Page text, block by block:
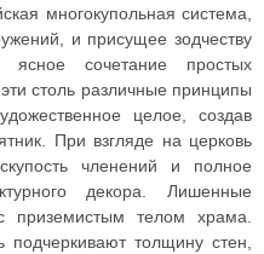
многокупольная система,
и присущее зодчеству
ясное сочетание простых
столь различные принципы
целое, создав
При взгляде на церковь
членений и полное
декора. Лишенные
приземистым телом храма.
толщину стен,